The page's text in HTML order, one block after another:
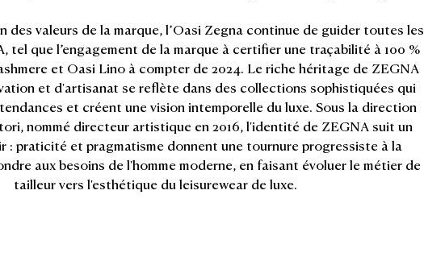
des valeurs de la marque, l’Oasi Zegna continue de guider toutes les
tel que l’engagement de la marque à certifier une traçabilité à 100 %
et Oasi Lino à compter de 2024. Le riche héritage de ZEGNA
et d'artisanat se reflète dans des collections sophistiquées qui
et créent une vision intemporelle du luxe. Sous la direction
nommé directeur artistique en 2016, l'identité de ZEGNA suit un
: praticité et pragmatisme donnent une tournure progressiste à la
aux besoins de l'homme moderne, en faisant évoluer le métier de
tailleur vers l'esthétique du leisurewear de luxe.